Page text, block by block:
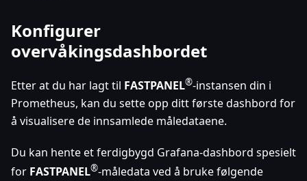
Konfigurer
overvåkingsdashbordet
Etter at du har lagt til FASTPANEL®-instansen din i
Prometheus, kan du sette opp ditt første dashbord for
å visualisere de innsamlede måledataene.
Du kan hente et ferdigbygd Grafana-dashbord spesielt
for FASTPANEL®-måledata ved å bruke følgende